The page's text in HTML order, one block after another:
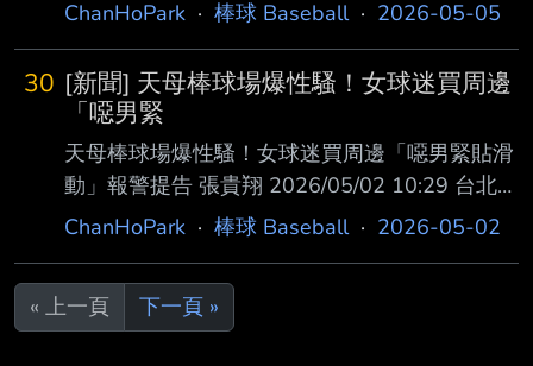
Buffaloes）遭提前打退場後，原盼藉由重返一
軍止跌
獅隊， 僅投4局就狂失7分，被敲出14安，更被
西武隊洋砲奈文（Tyler Nevin）敲出2轟，今
（5 ）日遭下放二軍調整。徐若熙前役速球飆出
157公里，卻頻頻挨打，台鋼雄鷹客座教練平 石
洋介與軟銀隊投手教練倉野信次都認為徐若熙前
役球威並不差，如果不找出被狂轟的原 因，後
續的改善也會非常困難。 徐若熙遭西武隊暴
打 今日被下
ChanHoPark · 棒球 Baseball· 2026-05-05
30 [新聞] 天母棒球場爆性騷！女球迷買周邊
「噁男緊
天母棒球場爆性騷！女球迷買周邊「噁男緊貼滑
動」報警提告 張貴翔 2026/05/02 10:29 台北市
一名30多歲女子1日下午在天母棒球場觀看球賽
件。當她經過一名男子身旁時，男子突然以右手
背貼著其左手臂自上而下觸摸， 女子隨即大聲
ChanHoPark · 棒球 Baseball· 2026-05-02
« 上一頁 下一頁 »